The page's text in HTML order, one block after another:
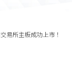
易所主板成功上市！